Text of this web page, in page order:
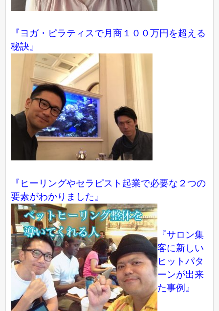
『ヨガ・ピラティスで月商１００万円を超える
秘訣』
『ヒーリングやセラピスト起業で必要な２つの
要素がわかりました』
『サロン集
客に新しい
ヒットパタ
ーンが出来
た事例』